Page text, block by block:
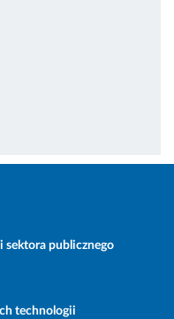
sektora publicznego
technologii